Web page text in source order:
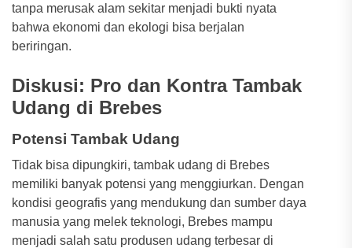
tanpa merusak alam sekitar menjadi bukti nyata
bahwa ekonomi dan ekologi bisa berjalan
beriringan.
Diskusi: Pro dan Kontra Tambak
Udang di Brebes
Potensi Tambak Udang
Tidak bisa dipungkiri, tambak udang di Brebes
memiliki banyak potensi yang menggiurkan. Dengan
kondisi geografis yang mendukung dan sumber daya
manusia yang melek teknologi, Brebes mampu
menjadi salah satu produsen udang terbesar di